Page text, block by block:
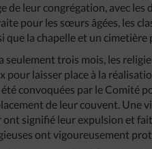
de leur congrégation, avec
pour les sœurs âgées, les
que la chapelle et un cimetière
seulement trois mois, les
pour laisser place à la
convoquées par le Comité
de leur couvent. Une
ont signifié leur expulsion et
ont vigoureusement